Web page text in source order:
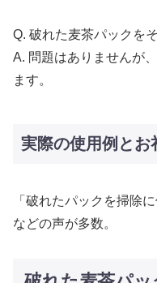
Q. 破れた麦茶パックを
A. 問題はありませんが
ます。
実際の使用例とお
「破れたパックを掃除
などの声が多数。